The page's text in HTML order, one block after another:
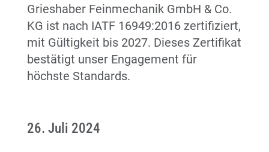
Grieshaber Feinmechanik GmbH & Co.
KG ist nach IATF 16949:2016 zertifiziert,
mit Gültigkeit bis 2027. Dieses Zertifikat
bestätigt unser Engagement für
höchste Standards.
26. Juli 2024